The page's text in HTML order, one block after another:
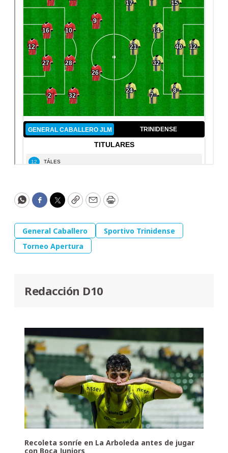
WhatsApp
Facebook
Twitter
CopyEmailPrint
General Caballero
Sportivo Trinidense
Torneo Apertura
Redacción D10
Recoleta sonríe en La Arboleda antes de jugar
con Boca Juniors